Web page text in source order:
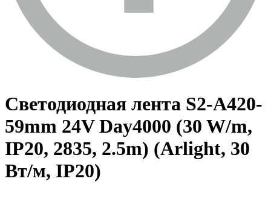
Светодиодная лента S2-A420-
59mm 24V Day4000 (30 W/m,
IP20, 2835, 2.5m) (Arlight, 30
Вт/м, IP20)